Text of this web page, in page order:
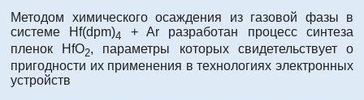
Методом химического осаждения из газовой фазы в
системе Hf(dpm)4 + Ar разработан процесс синтеза
пленок HfO2, параметры которых свидетельствует о
пригодности их применения в технологиях электронных
устройств